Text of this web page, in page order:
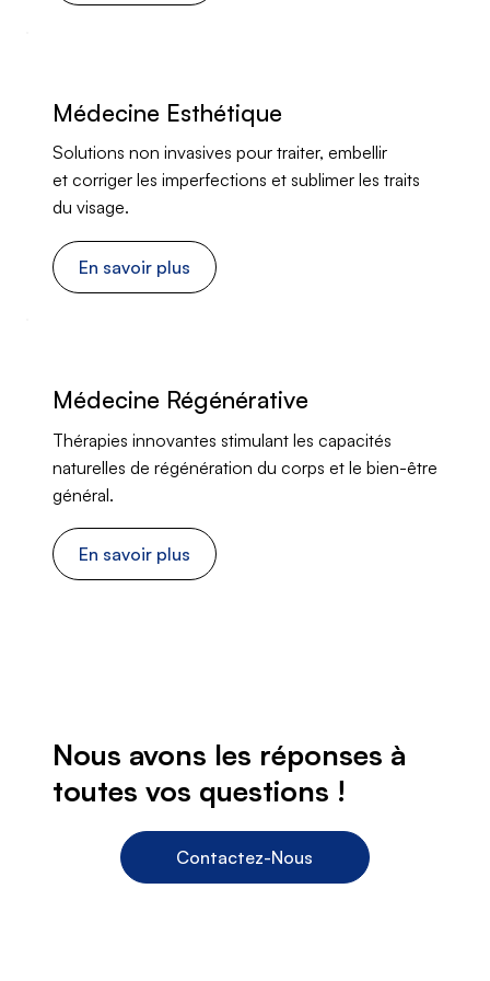
Nous avons les réponses à
toutes vos questions !
Contactez-Nous
Médecine Esthétique
Solutions non invasives pour traiter, embellir
et corriger les imperfections et sublimer les traits
du visage.
En savoir plus
Médecine Régénérative
Thérapies innovantes stimulant les capacités
naturelles de régénération du corps et le bien-être
général.
En savoir plus